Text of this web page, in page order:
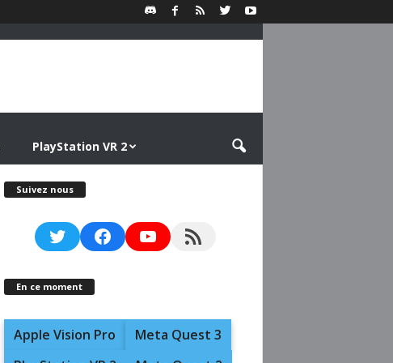
PlayStation VR 2
Suivez nous
TwitterFacebookYouTubeRSS Feed
En ce moment
Apple Vision Pro
Meta Quest 3